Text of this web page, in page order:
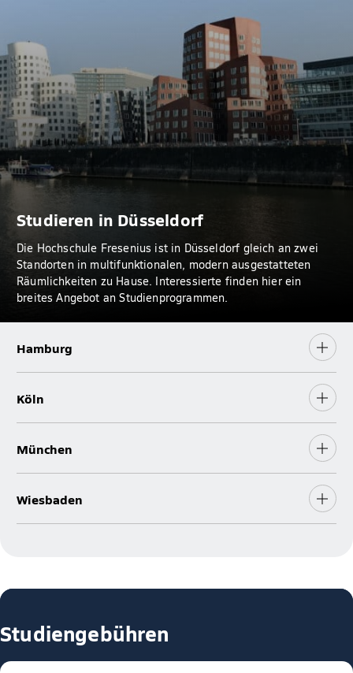
Studieren in Düsseldorf
Die Hochschule Fresenius ist in Düsseldorf gleich an zwei
Standorten in multifunktionalen, modern ausgestatteten
Räumlichkeiten zu Hause. Interessierte finden hier ein
breites Angebot an Studienprogrammen.
Hamburg
Köln
München
Wiesbaden
Studiengebühren